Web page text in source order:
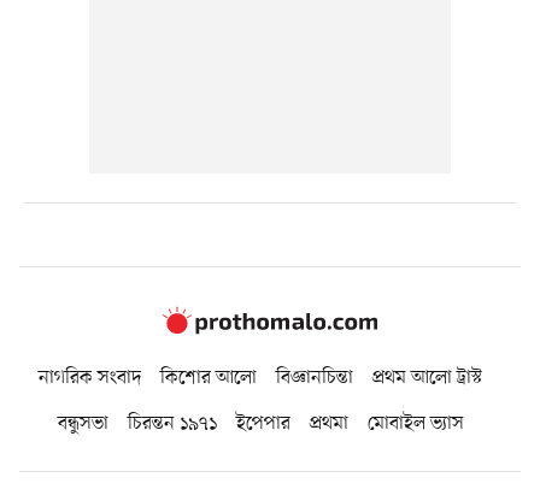
নাগরিক সংবাদ কিশোর আলো বিজ্ঞানচিন্তা
প্রথম আলো ট্রাস্ট
বন্ধুসভা
চিরন্তন ১৯৭১ ইপেপার প্রথমা মোবাইল ভ্যাস